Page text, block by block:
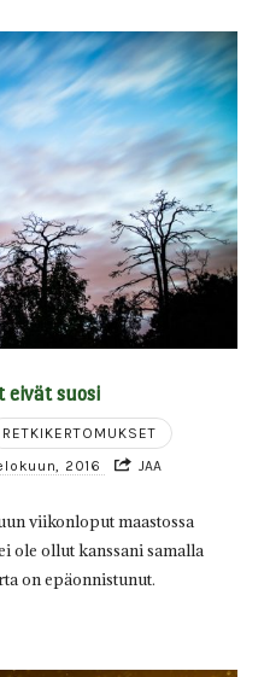
eivät suosi
RETKIKERTOMUKSET
2016 JAA
viikonloput maastossa
ole ollut kanssani samalla
on epäonnistunut.